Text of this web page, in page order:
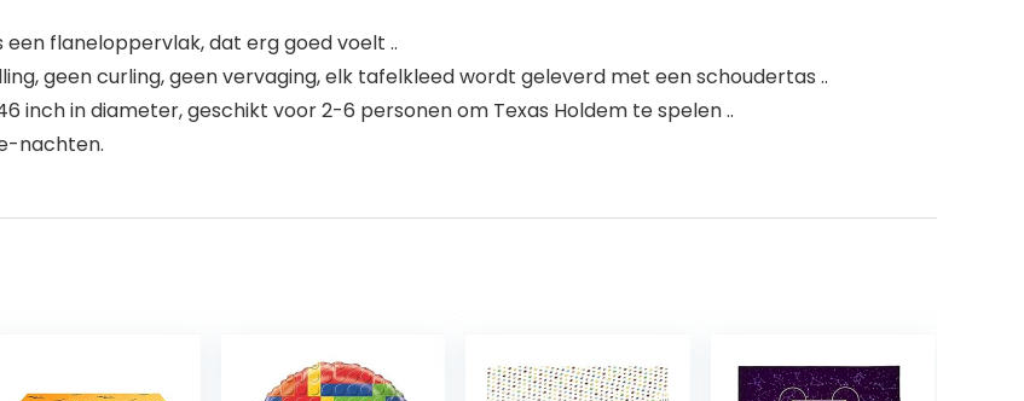
flaneloppervlak, dat erg goed voelt ..
geen curling, geen vervaging, elk tafelkleed wordt geleverd met een schoudertas ..
inch in diameter, geschikt voor 2-6 personen om Texas Holdem te spelen ..
nachten.